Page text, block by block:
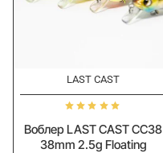
LAST CAST
Воблер LAST CAST CC38
38mm 2.5g Floating